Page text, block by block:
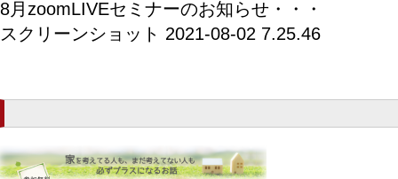
8月zoomLIVEセミナーのお知らせ・・・
スクリーンショット 2021-08-02 7.25.46